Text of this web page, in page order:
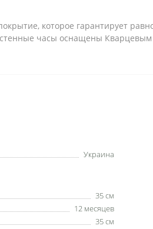
которое гарантирует
часы оснащены
Украина
35 см
12 месяцев
35 см